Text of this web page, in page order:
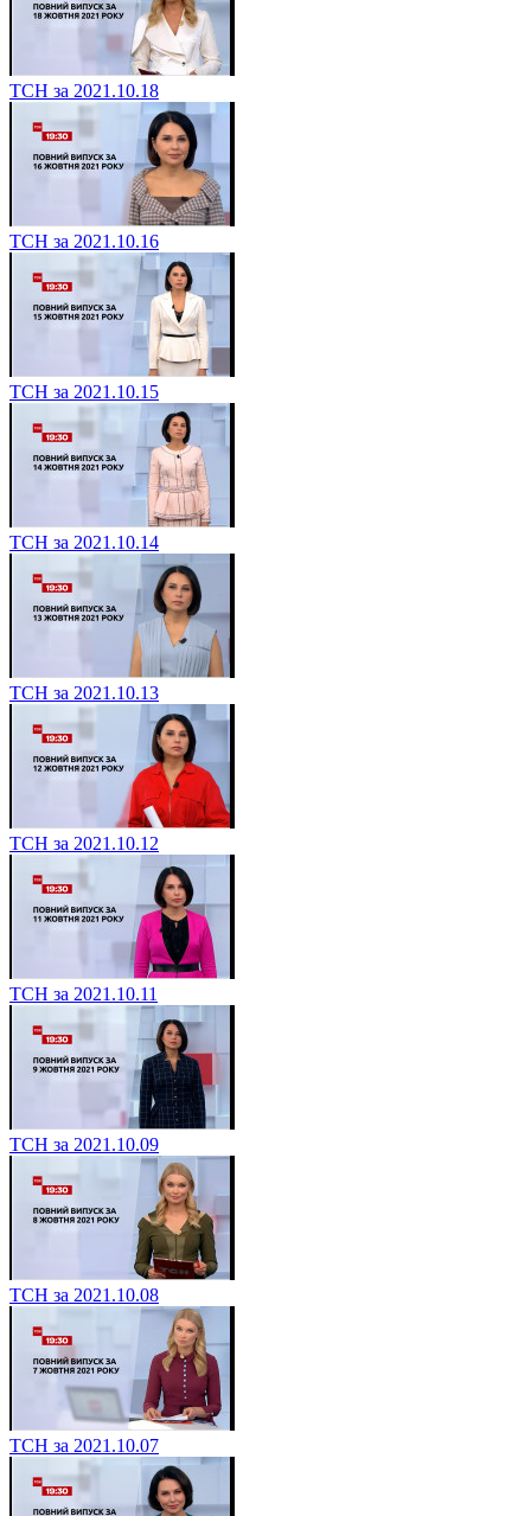
ТСН за 2021.10.18
ТСН за 2021.10.16
ТСН за 2021.10.15
ТСН за 2021.10.14
ТСН за 2021.10.13
ТСН за 2021.10.12
ТСН за 2021.10.11
ТСН за 2021.10.09
ТСН за 2021.10.08
ТСН за 2021.10.07